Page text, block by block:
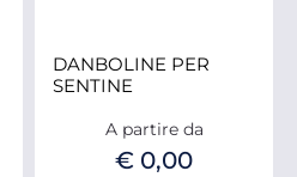
DANBOLINE PER
SENTINE
A partire da
€ 0,00